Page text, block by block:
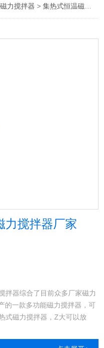
力搅拌器 >集热式恒温磁力搅拌器
力搅拌器厂家
拌器综合了目前众多厂家磁力
的一款多功能磁力搅拌器，可
式磁力搅拌器，Z大可以放
量集热式磁力搅拌器！